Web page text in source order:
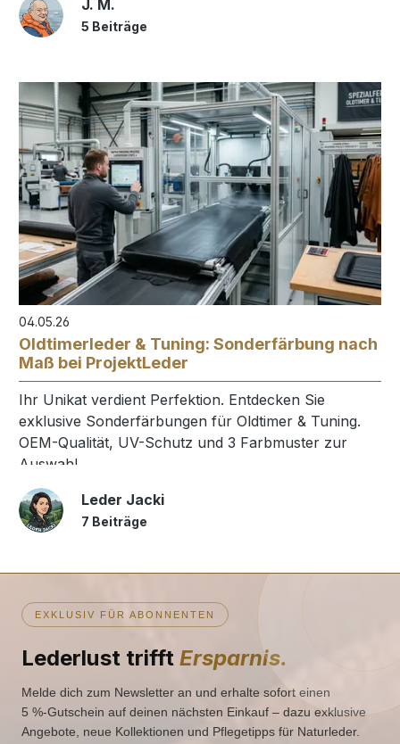
J. M.
5 Beiträge
04.05.26
Oldtimerleder & Tuning: Sonderfärbung nach
Maß bei ProjektLeder
Ihr Unikat verdient Perfektion. Entdecken Sie
exklusive Sonderfärbungen für Oldtimer & Tuning.
OEM-Qualität, UV-Schutz und 3 Farbmuster zur
Auswahl.
Leder Jacki
7 Beiträge
EXKLUSIV FÜR ABONNENTEN
Lederlust trifft Ersparnis.
Melde dich zum Newsletter an und erhalte sofort einen
5 %‑Gutschein auf deinen nächsten Einkauf – dazu exklusive
Angebote, neue Kollektionen und Pflegetipps für Naturleder.